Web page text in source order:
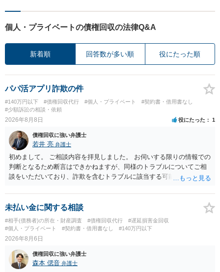
個人・プライベートの債権回収の法律Q&A
新着順 回答数が多い順 役にたった順
パパ活アプリ詐欺の件
#140万円以下 #債権回収代行 #個人・プライベート
#契約書・借用書なし
#少額訴訟の相談・依頼
2026年8月8日 役にたった 1
債権回収に強い弁護士
若井 亮 弁護士
初めまして。 ご相談内容を拝見しました。 お伺いする限りの情報での
判断となるため断言はできかねますが、同様のトラブルについてご相
談をいただいており、詐欺を含むトラブルに該当する可能性があるで
ります。 お金を渡した方法が現金手渡しではなく、指定口座への振込
であるならば、相手方の身元を特定できる可能性もあるでしょう。 い
ずれにせよ、まずは速やかに最寄りの警察署に被害相談に行くことを
お勧めします。
未払い金に関する相談
#相手(債務者)の所在・財産調査 #債権回収代行
#遅延損害金回収
#個人・プライベート
#契約書・借用書なし #140万円以下
2026年8月6日
債権回収に強い弁護士
森本 偲音 弁護士